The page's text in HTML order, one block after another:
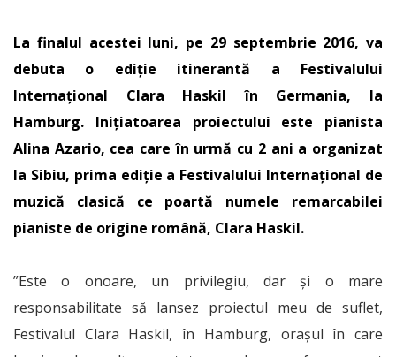
La finalul acestei luni, pe 29 septembrie 2016, va
debuta o ediție itinerantă a Festivalului
Internațional Clara Haskil în Germania, la
Hamburg. Inițiatoarea proiectului este pianista
Alina Azario, cea care în urmă cu 2 ani a organizat
la Sibiu, prima ediție a Festivalului Internațional de
muzică clasică ce poartă numele remarcabilei
pianiste de origine română, Clara Haskil.
”Este o onoare, un privilegiu, dar și o mare
responsabilitate să lansez proiectul meu de suflet,
Festivalul Clara Haskil, în Hamburg, orașul în care